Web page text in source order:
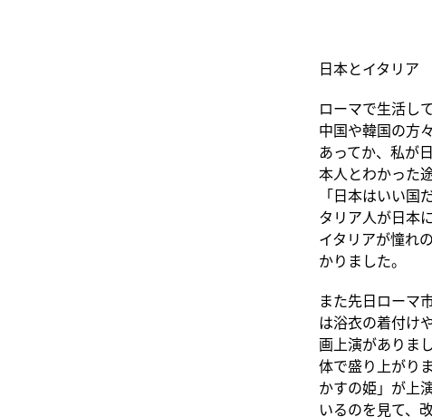
日本とイタリア
ローマで生活し
中国や韓国の方
あってか、私が
本人とわかった
「日本はいい
タリア人が日本
イタリアが憧れ
かりました。
また先日ローマ
は浴衣の着付け
画上演がありま
体で盛り上がり
かすの姫」が上
いるのを見て、